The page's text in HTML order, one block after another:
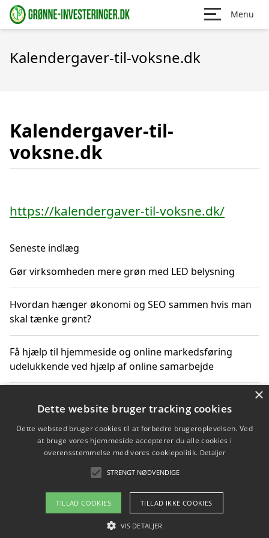
Menu
Kalendergaver-til-voksne.dk
Kalendergaver-til-
voksne.dk
https://kalendergaver-til-voksne.dk/
Seneste indlæg
Gør virksomheden mere grøn med LED belysning
Hvordan hænger økonomi og SEO sammen hvis man
skal tænke grønt?
Få hjælp til hjemmeside og online markedsføring
udelukkende ved hjælp af online samarbejde
byoplevelser i København
Sådan kan online møder for virksomheder fremme
Copyright 2026 - Pilanto Aps
Om / kontakt
×
Dette website bruger tracking cookies
Dette websted bruger cookies til at forbedre brugeroplevelsen. Ved
at bruge vores hjemmeside accepterer du alle cookies i
overensstemmelse med vores cookiepolitik. Detaljer
STRENGT NØDVENDIGE
TILLAD COOKIES TILLAD IKKE COOKIES
VIS DETALJER